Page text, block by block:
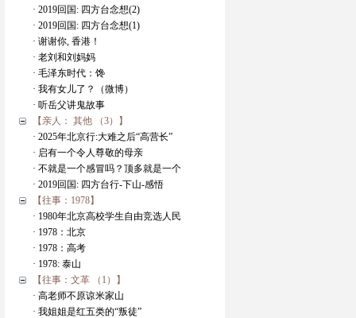
· 2019回国: 四方台念想(2)
· 2019回国: 四方台念想(1)
· 谢谢你, 香港！
· 老刘和刘妈妈
· 毛泽东时代：馋
· 我有女儿了？（微博）
· 听岳父讲鬼故事
【亲人： 其他 （3）】
· 2025年北京行:大难之后“高营长”
· 启有一个令人尊敬的母亲
· 不就是一个感冒吗？顶多就是一个
· 2019回国: 四方台行-下山-感悟
【往事：1978】
· 1980年北京高校学生自由竞选人民
· 1978：北京
· 1978：高考
· 1978: 泰山
【往事：文革 （1）】
· 高老师不原谅米家山
· 我姐姐是红五类的“叛徒”